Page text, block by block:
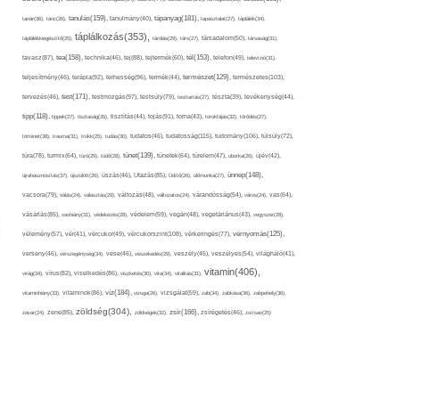
tanár(36), tánc(26), tanulás(159), tanulmány(40), tápanyag(181), tapasztalat(27), táplálék(34),
táplálékkiegészítő(25), táplálkozás(353), tárolás(29), társ(27), társadalom(50), társaság(31),
tavasz(87), tea(158), technika(46), tej(88), tejtermék(60), tél(153), telefon(49), televízió(31),
teljesítmény(46), terápia(92), terhesség(96), termék(44), természet(129), természetes(103),
tervezés(46), test(171), testmozgás(97), testsúly(79), testtartás(27), tészta(39), tevékenység(44),
tipp(118), tippek(27), tisztaság(35), tisztítás(44), tojás(91), torna(43), torokfájás(32), törődés(27),
történet(38), trauma(31), trükk(25), tudás(30), tudatos(46), tudatosság(115), tudomány(106), túlsúly(72),
túra(78), turmix(64), túró(29), tüdő(28), tünet(139), tünetek(64), türelem(47), uborka(26), újév(42),
újrahasznosítás(37), újszülött(26), úszás(46), Utazás(85), Üdítő(26), ülőmunka(27), ünnep(148),
vacsora(79), válás(24), választás(29), változás(48), változatos(24), várandósság(54), város(24), vas(64),
vásárlás(85), vashiány(31), védekezés(28), védelem(59), vegán(48), vegetáriánus(43), vegyszer(28),
vélemény(57), vér(41), vércukor(49), vércukorszint(108), vérkeringés(77), vérnyomás(125),
verseny(46), vérszegénység(34), vese(46), veszekedés(29), veszély(45), veszélyes(54), világháló(41),
virág(34), vírus(82), viselkedés(86), viszketés(30), vita(34), vitalitás(31), vitamin(406),
vitaminhiány(33), vitaminok(86), víz(184), vizsga(26), vizsgálat(59), zab(34), zabkása(36), zabpehely(36),
zavar(24), zene(85), zöldség(304), zöldségek(32), zsír(166), zsírégetés(46), zsírsav(25)